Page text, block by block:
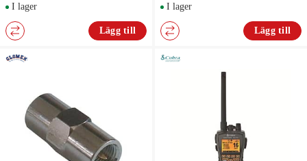
I lager
Lägg till
I lager
Lägg till